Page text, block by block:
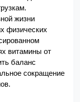
жизни
физических
витамины от
баланс
сокращение